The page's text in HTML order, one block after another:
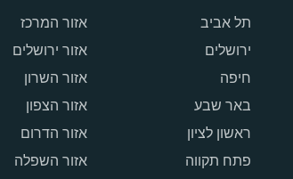
תל אביב
ירושלים
חיפה
באר שבע
ראשון לציון
פתח תקווה
אזור המרכז
אזור ירושלים
אזור השרון
אזור הצפון
אזור הדרום
אזור השפלה